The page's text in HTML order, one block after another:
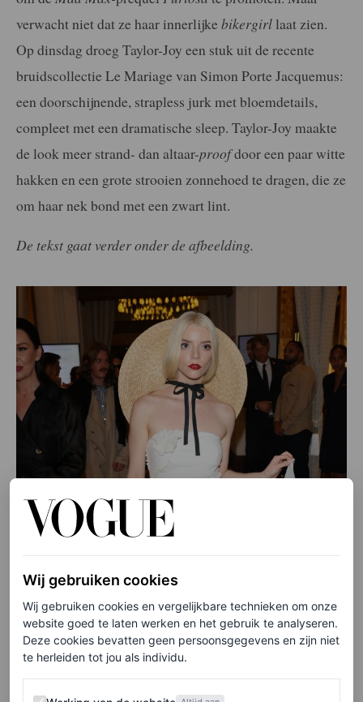
verwacht niet dat ze haar innerlijke bikergirl laat zien.
Op dinsdag droeg Taylor-Joy een stuk uit de recente
bruidscollectie Le Mariage van Simon Porte Jacquemus:
een doorschijnende, strapless jurk met bloemdetails,
compleet met een dramatische sleep. Taylor-Joy maakte
de look meer strand- dan altaar-proofdoor een paar witte
hakken en een grote strooien zonnehoed te dragen, die ze
om haar nek bond met een zwart lint.
De tekst gaat verder onder de afbeelding.
Wij gebruiken cookies
Wij gebruiken cookies en vergelijkbare technieken om onze
website goed te laten werken en het gebruik te analyseren.
Deze cookies bevatten geen persoonsgegevens en zijn niet
te herleiden tot jou als individu.
Werking van de website